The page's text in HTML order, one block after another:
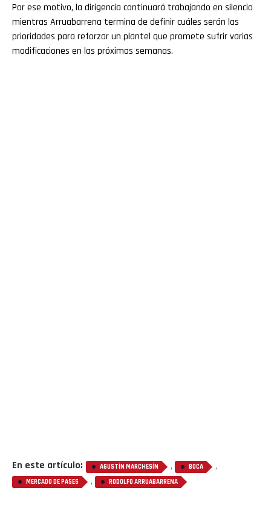
Por ese motivo, la dirigencia continuará trabajando en silencio
mientras Arruabarrena termina de definir cuáles serán las
prioridades para reforzar un plantel que promete sufrir varias
modificaciones en las próximas semanas.
En este artículo: AGUSTÍN MARCHESÍN , BOCA ,
MERCADO DE PASES , RODOLFO ARRUABARRENA